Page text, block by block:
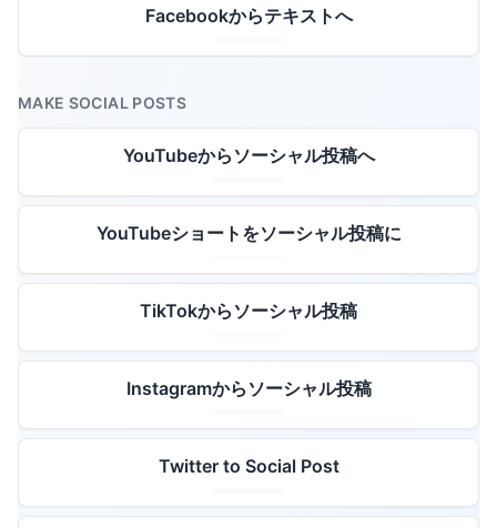
Facebookからテキストへ
MAKE SOCIAL POSTS
YouTubeからソーシャル投稿へ
YouTubeショートをソーシャル投稿に
TikTokからソーシャル投稿
Instagramからソーシャル投稿
Twitter to Social Post